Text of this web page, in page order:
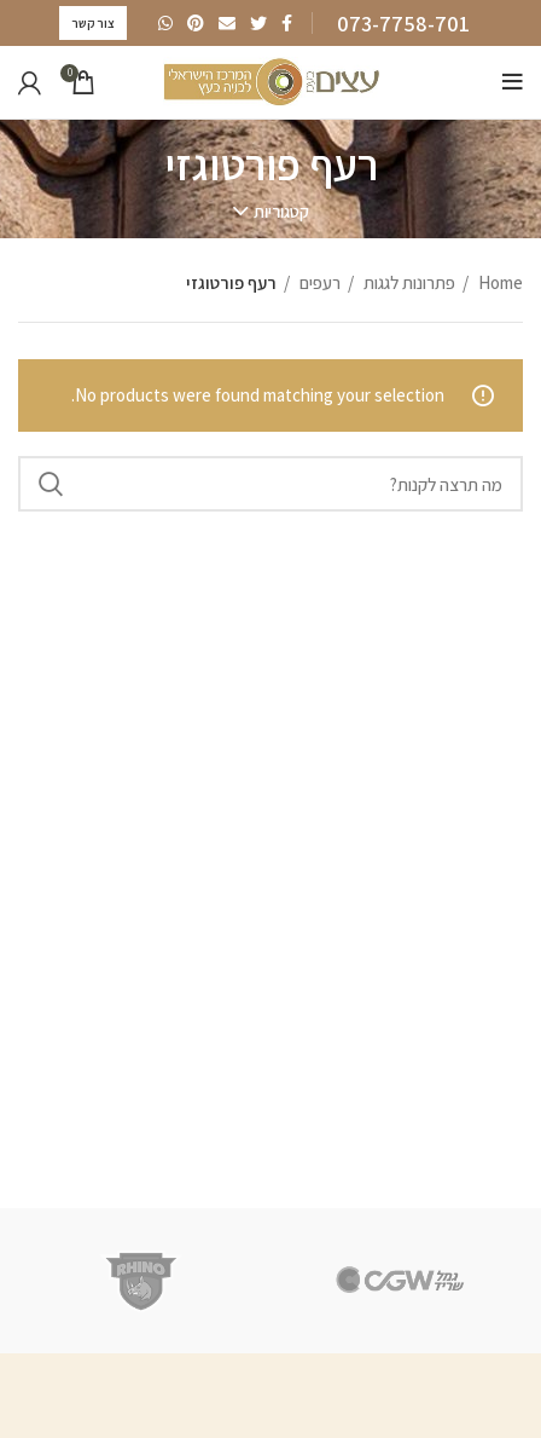
073-7758-701 צור קשר
0
רעף פורטוגזי
קטגוריות
Home פתרונות לגגות רעפים רעף פורטוגזי
No products were found matching your selection.